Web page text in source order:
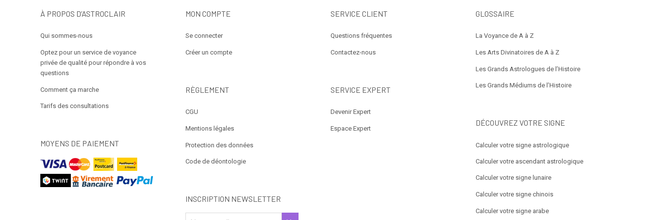
À PROPOS D’ASTROCLAIR
Qui sommes-nous
Optez pour un service de voyance
privée de qualité pour répondre à vos
questions
Comment ça marche
Tarifs des consultations
MOYENS DE PAIEMENT
MON COMPTE
Se connecter
Créer un compte
RÈGLEMENT
CGU
Mentions légales
Protection des données
Code de déontologie
INSCRIPTION NEWSLETTER
SERVICE CLIENT
Questions fréquentes
Contactez-nous
SERVICE EXPERT
Devenir Expert
Espace Expert
GLOSSAIRE
La Voyance de A à Z
Les Arts Divinatoires de A à Z
Les Grands Astrologues de l’Histoire
Les Grands Médiums de l’Histoire
DÉCOUVREZ VOTRE SIGNE
Calculer votre signe astrologique
Calculer votre ascendant astrologique
Calculer votre signe lunaire
Calculer votre signe chinois
Calculer votre signe arabe